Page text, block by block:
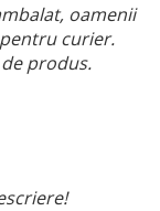
oamenii
pentru curier.
produs.